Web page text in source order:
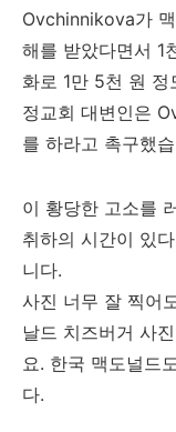
Ovchinnikova가
해를 받았다면서 1
화로 1만 5천 원
정교회 대변인은
를 하라고 촉구했
이 황당한 고소를
취하의 시간이 있
니다.
사진 너무 잘 찍어
날드 치즈버거 사
요. 한국 맥도널드
다.